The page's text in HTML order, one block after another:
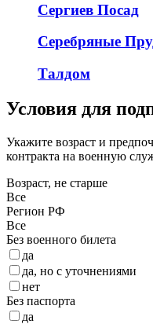
Сергиев Посад
Серебряные
Талдом
Условия для
Укажите возраст и
контракта на военную
Возраст, не старше
Все
Регион РФ
Все
Без военного билета
да
да, но с уточнениями
нет
Без паспорта
да